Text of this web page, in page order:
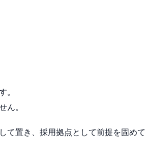
。
ん。
て置き、採用拠点として前提を固めて